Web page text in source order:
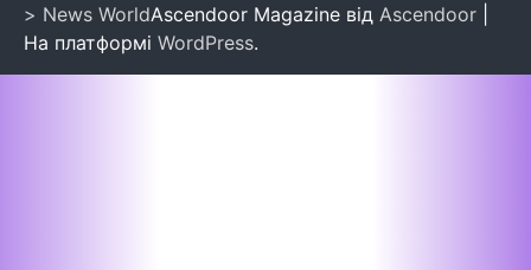
> News WorldAscendoor Magazine від Ascendoor
На платформі WordPress.